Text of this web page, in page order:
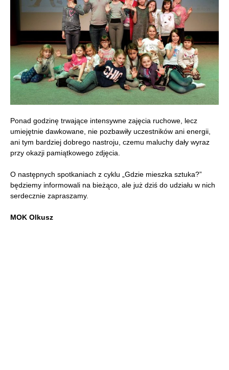
Ponad godzinę trwające intensywne zajęcia ruchowe, lecz
umiejętnie dawkowane, nie pozbawiły uczestników ani energii,
ani tym bardziej dobrego nastroju, czemu maluchy dały wyraz
przy okazji pamiątkowego zdjęcia.
O następnych spotkaniach z cyklu „Gdzie mieszka sztuka?”
będziemy informowali na bieżąco, ale już dziś do udziału w nich
serdecznie zapraszamy.
MOK Olkusz